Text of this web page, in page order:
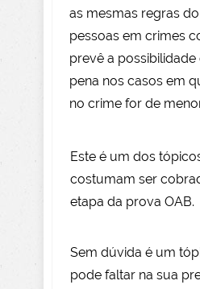
as mesmas regras
pessoas em crimes
prevê a
pena nos casos em
no crime for de
Este é um dos
costumam ser
etapa da prova OAB.
Sem dúvida é um
pode faltar na sua